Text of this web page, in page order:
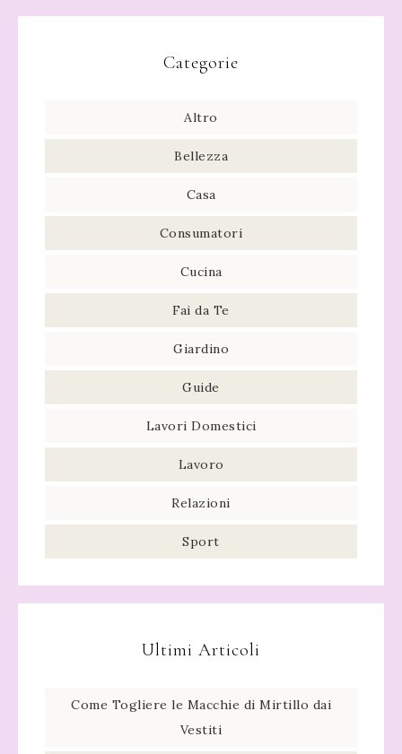
Categorie
Altro
Bellezza
Casa
Consumatori
Cucina
Fai da Te
Giardino
Guide
Lavori Domestici
Lavoro
Relazioni
Sport
Ultimi Articoli
Come Togliere le Macchie di Mirtillo dai
Vestiti